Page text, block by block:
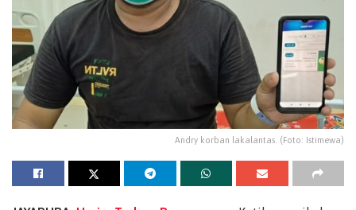
Andry korban lakalantas. (Foto: Istimewa)